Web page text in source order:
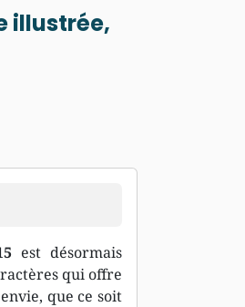
illustrée,
est désormais
qui offre
que ce soit